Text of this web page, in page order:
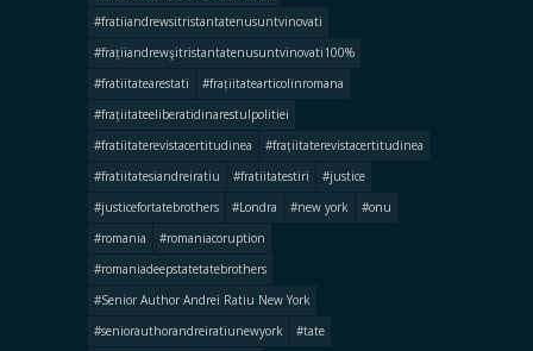
#fratiiandrewsitristantatenusuntvinovati
#frațiiandrewşitristantatenusuntvinovati100%
#fratiitatearestati
#frațiitatearticolinromana
#frațiitateeliberatidinarestulpolitiei
#fratiitaterevistacertitudinea
#frațiitaterevistacertitudinea
#fratiitatesiandreiratiu
#fratiitatestiri
#justice
#justicefortatebrothers
#Londra #new york
#onu
#romania
#romaniacoruption
#romaniadeepstatetatebrothers
#Senior Author Andrei Ratiu New York
#seniorauthorandreiratiunewyork
#tate